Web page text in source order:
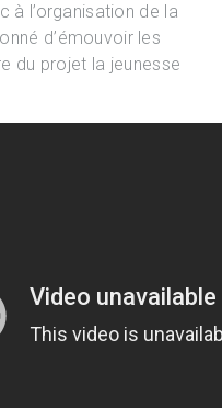
à l’organisation de la
d’émouvoir les
du projet la jeunesse